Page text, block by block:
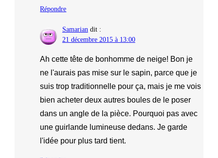
Répondre
Samarian dit :
21 décembre 2015 à 13:00
Ah cette tête de bonhomme de neige! Bon je
ne l'aurais pas mise sur le sapin, parce que je
suis trop traditionnelle pour ça, mais je me vois
bien acheter deux autres boules de le poser
dans un angle de la pièce. Pourquoi pas avec
une guirlande lumineuse dedans. Je garde
l'idée pour plus tard tient.